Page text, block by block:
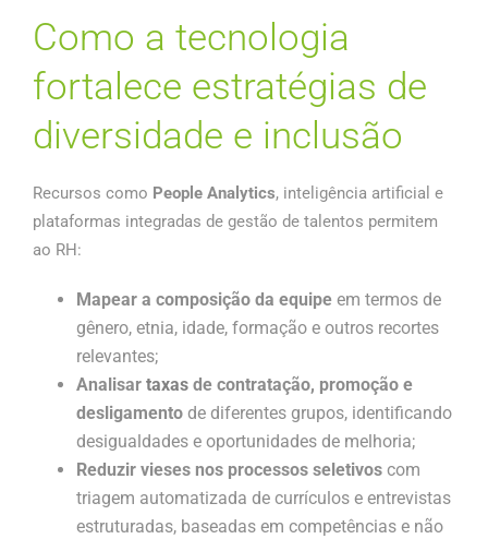
Como a tecnologia
fortalece estratégias de
diversidade e inclusão
Recursos como People Analytics, inteligência artificial e
plataformas integradas de gestão de talentos permitem
ao RH:
Mapear a composição da equipe em termos de
gênero, etnia, idade, formação e outros recortes
relevantes;
Analisar taxas de contratação, promoção e
desligamento de diferentes grupos, identificando
desigualdades e oportunidades de melhoria;
Reduzir vieses nos processos seletivos com
triagem automatizada de currículos e entrevistas
estruturadas, baseadas em competências e não